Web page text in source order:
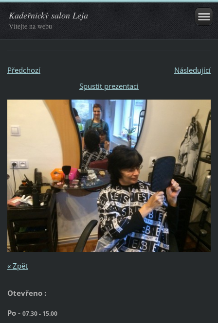
Kadeřnický salon Leja
Vítejte na webu
Předchozí
Následující
Spustit prezentaci
« Zpět
Otevřeno :
Po - 07.30 - 15.00